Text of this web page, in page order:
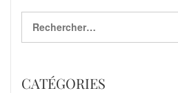
CATÉGORIES